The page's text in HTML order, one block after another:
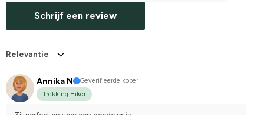
Schrijf een review
Relevantie
Annika N
Geverifieerde koper
Trekking Hiker